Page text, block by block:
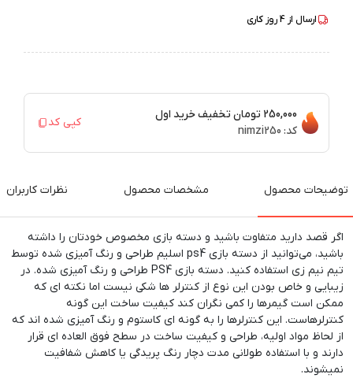
ارسال از 4روز کاری
250,000 تومان
تخفیف خرید اول
کد: nimzi250
کپی کد
توضیحات محصول مشخصات محصول نظرات کاربران
اگر قصد دارید متفاوت باشید و دسته بازی مخصوص خودتان را داشته
باشید، می‌توانید از دسته بازی ps4 اسلیم طراحی و رنگ آمیزی شده توسط
تیم نیم زی استفاده کنید. دسته بازی PS4 طراحی و رنگ آمیزی شده. در
زیبایی و خاص بودن این نوع از کنترلر ها شکی نیست اما نکته ای که
ممکن است گیمرها را کمی نگران کند کیفیت ساخت این گونه
کنترلرهاست. این کنترلرها را به گونه ای کاستوم و رنگ آمیزی شده اند که
از لحاظ مواد اولیه، طراحی و کیفیت ساخت در سطح فوق العاده ای قرار
دارند و با استفاده طولانی مدت دچار رنگ پریدگی یا کاهش شفافیت
نمیشوند.